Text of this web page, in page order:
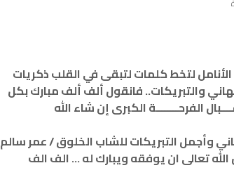
الأنامل لتخط كلمات لتبقى في القلب ذكريات
والتبريكات.. فانقول ألف ألف مبارك بكل
الفرحــــــــة الكبرى إن شاء الله
وأجمل التبريكات للشاب الخلوق / عمر سالم
تعالى ان يوفقه ويبارك له … الف الف